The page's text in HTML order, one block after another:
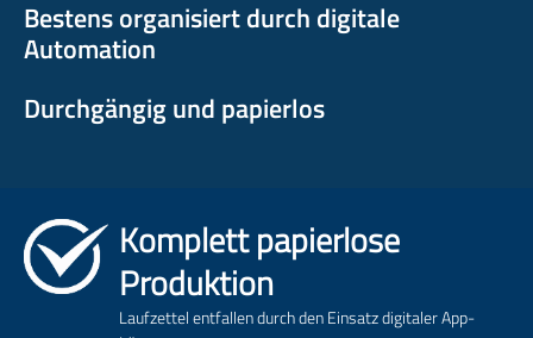
Bestens organisiert durch digitale
Automation
Durchgängig und papierlos
Komplett papierlose
Produktion
Laufzettel entfallen durch den Einsatz digitaler App-